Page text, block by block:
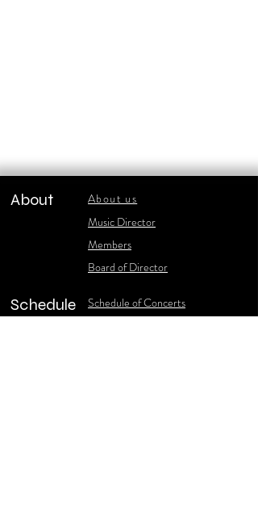
About
About us
​Music Director
​Members
Board of Director
Schedule
Schedule of Concerts